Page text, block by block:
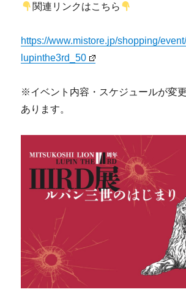
関連リンクはこちら
https://www.mistore.jp/shopping/
lupinthe3rd_50
※イベント内容・スケジュールが変
あります。